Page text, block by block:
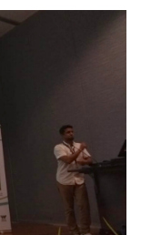
Y RECLAMOS